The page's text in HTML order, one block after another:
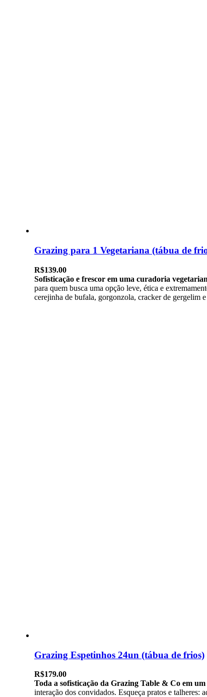
Grazing para 1 Vegetariana (tábua de
R$139.00
Sofisticação e frescor em uma curadoria
para quem busca uma opção leve, ética e
cerejinha de bufala, gorgonzola, cracker de gergelim
Grazing Espetinhos 24un (tábua de frios)
R$179.00
Toda a sofisticação da Grazing Table & Co em
interação dos convidados. Esqueça pratos e talheres: